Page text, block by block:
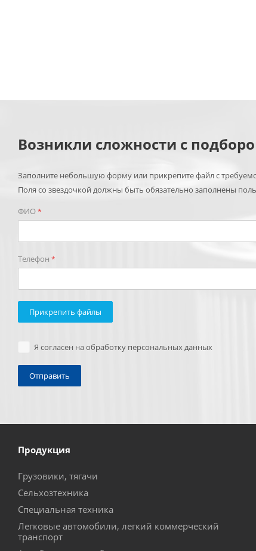
Возникли сложности с
Заполните небольшую форму или прикрепите файл с
Поля со звездочкой должны быть обязательно заполнены
ФИО*
Телефон *
Прикрепить файлы
Я согласен на обработку персональных данных
Продукция
Грузовики, тягачи
Сельхозтехника
Специальная техника
Легковые автомобили, легкий коммерческий
транспорт